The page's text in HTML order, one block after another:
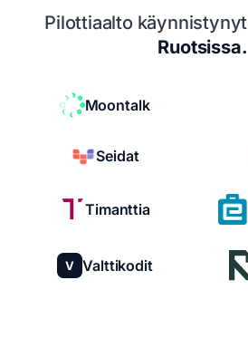
Pilottiaalto käynnistynyt
Ruotsissa.
Moontalk
Seidat
Timanttia
V Valttikodit